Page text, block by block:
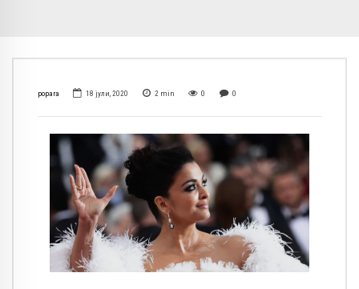
popara 18 јули, 2020 2 min 0 0